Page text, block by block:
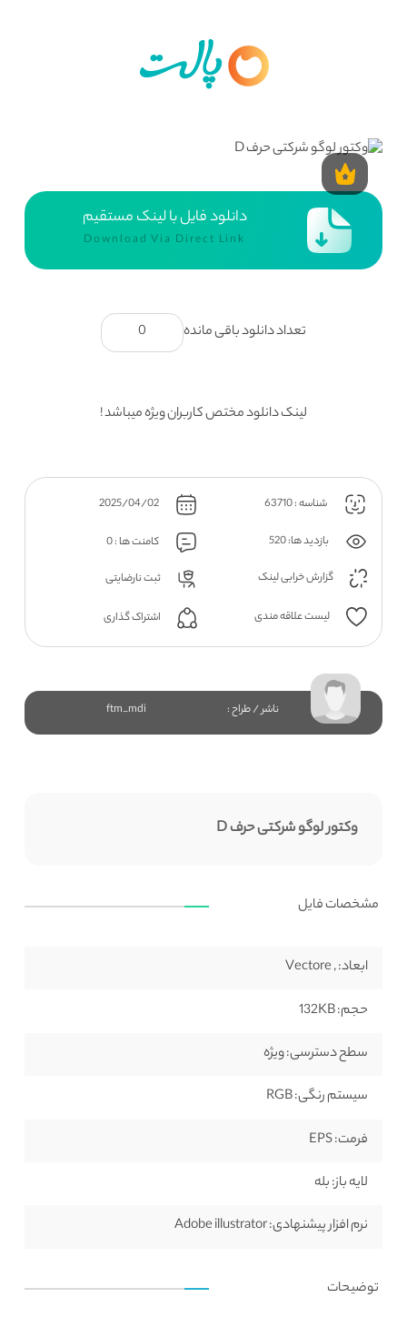
دانلود فایل با لینک مستقیم
Download Via Direct Link
تعداد دانلود باقی مانده 0
لینک دانلود مختص کاربران ویژه میباشد !
شناسه : 63710 2025/04/02
بازدید ها: 520
کامنت ها : 0
گزارش خرابی لینک
ثبت نارضایتی
لیست علاقه مندی اشتراک گذاری
ناشر / طراح : ftm_mdi
وکتور لوگو شرکتی حرف D
مشخصات فایل
ابعاد:, Vectore
حجم:
سطح دسترسی:ویژه
سیستم رنگی:
فرمت:
لایه باز:بله
نرم افزار پیشنهادی:
توضیحات